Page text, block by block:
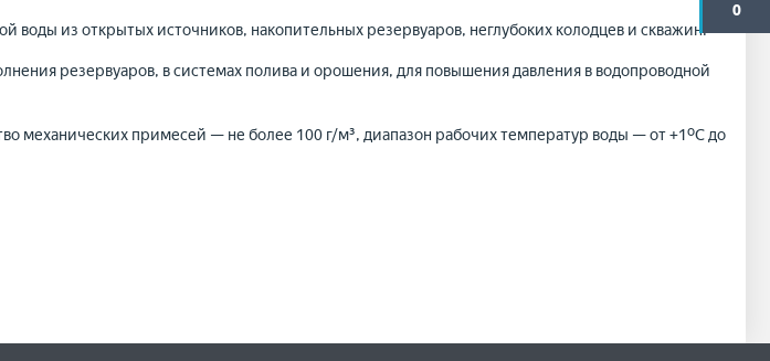
0
воды из открытых источников, накопительных резервуаров, неглубоких колодцев и скважин.
резервуаров, в системах полива и орошения, для повышения давления в водопроводной
примесей — не более 100 г/м³, диапазон рабочих температур воды — от +1ºС до